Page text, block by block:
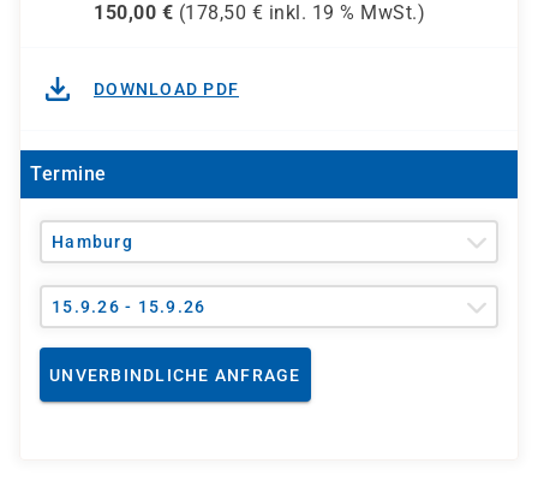
150,00 € (178,50 € inkl. 19 % MwSt.)
DOWNLOAD PDF
Termine
Hamburg
15.9.26 - 15.9.26
UNVERBINDLICHE ANFRAGE